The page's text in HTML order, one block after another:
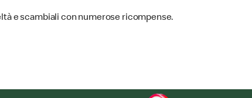
e scambiali con numerose ricompense.